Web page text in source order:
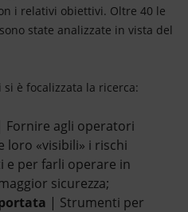
i relativi obiettivi. Oltre 40 le
state analizzate in vista del
è focalizzata la ricerca:
| Fornire agli operatori
«visibili» i rischi
e per farli operare in
sicurezza;
| Strumenti per